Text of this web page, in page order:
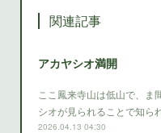
関連記事
アカヤシオ満開
ここ鳳来寺山は低山で、ま
シオが見られることで知ら
2026.04.13 04:30